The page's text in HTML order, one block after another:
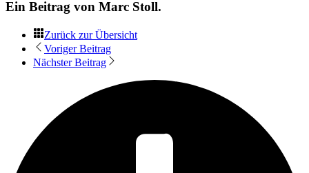
Ein Beitrag von Marc Stoll.
Zurück zur Übersicht
Voriger Beitrag
Nächster Beitrag